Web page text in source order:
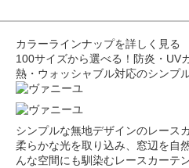
カラーラインナップを詳しく見る
100サイズから選べる！防炎・UV
熱・ウォッシャブル対応のシンプ
シンプルな無地デザインのレース
柔らかな光を取り込み、窓辺を自
んな空間にも馴染むレースカーテン